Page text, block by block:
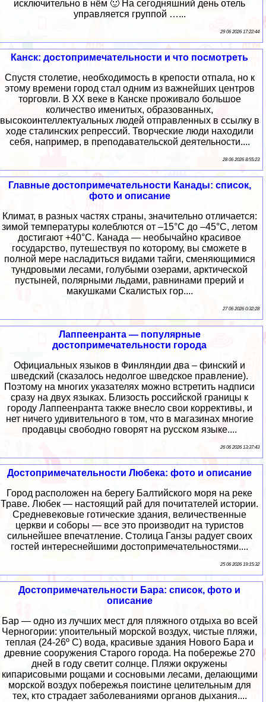
исключительно в нём 🙂 На сегодняшний день отель
управляется группой …...
29 06 2026 17:22:44
Канск: достопримечательности и что посмотреть
Спустя столетие, необходимость в крепости отпала, но к
этому времени город стал одним из важнейших центров
торговли. В XX веке в Канске проживало большое
количество именитых, образованных,
высокоинтеллектуальных людей отправленных в ссылку в
ходе сталинских репрессий. Творческие люди находили
себя, например, в преподавательской деятельности....
28 06 2026 8:55:23
Главные достопримечательности Канады: список,
фото и описание
Климат, в разных частях страны, значительно отличается:
зимой температуры колеблются от –15°C до –45°C, летом
достигают +40°C. Канада — необычайно красивое
государство, путешествуя по которому, вы сможете в
полной мере насладиться видами тайги, сменяющимися
тундровыми лесами, голубыми озерами, арктической
пустыней, полярными льдами, равнинами прерий и
макушками Скалистых гор....
27 06 2026 0:32:28
Лаппеенранта — популярные
достопримечательности города
Официальных языков в Финляндии два – финский и
шведский (сказалось недолгое шведское правление).
Поэтому на многих указателях можно встретить надписи
сразу на двух языках. Близость российской границы к
городу Лаппеенранта также внесло свои коррективы, и
нет ничего удивительного в том, что в магазинах многие
продавцы свободно говорят на русском языке....
26 06 2026 13:37:43
Достопримечательности Любека: фото и описание
Город расположен на берегу Балтийского моря на реке
Траве. Любек — настоящий рай для почитателей истории.
Средневековые готические здания, величественные
церкви и соборы — все это производит на туристов
сильнейшее впечатление. Столица Ганзы радует своих
гостей интереснейшими достопримечательностями....
25 06 2026 19:15:32
Достопримечательности Бара: список, фото и
описание
Бар — одно из лучших мест для пляжного отдыха во всей
Черногории: упоительный морской воздух, чистые пляжи,
теплая (24-26º С) вода, красивые здания Нового Бара и
древние сооружения Старого города. На побережье 270
дней в году светит солнце. Пляжи окружены
кипарисовыми рощами и сосновыми лесами, делающими
морской воздух побережья поистине целительным для
тех, кто страдает заболеваниями органов дыхания....